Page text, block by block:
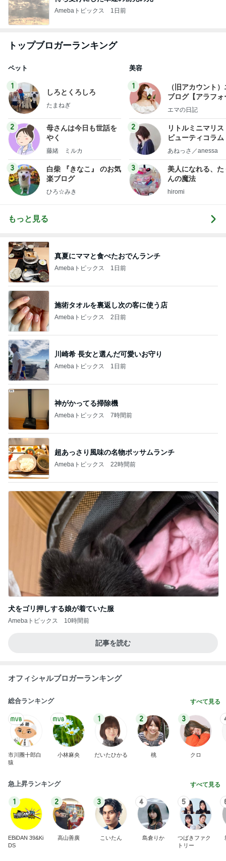
Amebaトピックス 1日前
トップブロガーランキング
ペット
1
しろとくろしろ
たまねぎ
2
母さんは今日も世話を
やく
藤緒 ミルカ
3
白柴 『きなこ』 のお気
楽ブログ
ひろ☆みき
美容
1
（旧アカウント
ブログ【アラフォ
社売却セカンドラ
エマの日記
2
リトルミニマリス
ビューティコラ
little
あねっさ／anessa
3
美人になれる、た
んの魔法
hiromi
もっと見る
真夏にママと食べたおでんランチ
Amebaトピックス 1日前
施術タオルを裏返し次の客に使う店
Amebaトピックス 2日前
川崎希 長女と選んだ可愛いお守り
Amebaトピックス 1日前
神がかってる掃除機
Amebaトピックス 7時間前
超あっさり風味の名物ポッサムランチ
Amebaトピックス 22時間前
犬をゴリ押しする娘が着ていた服
Amebaトピックス 10時間前
記事を読む
オフィシャルブロガーランキング
総合ランキング すべて見る
市川團十郎白
猿
小林麻央
1
だいたひかる
2
桃
3
クロ
急上昇ランキング すべて見る
1
EBiDAN 39&Ki
DS
2
高山善廣
3
こいたん
4
島倉りか
5
つばきファク
トリー